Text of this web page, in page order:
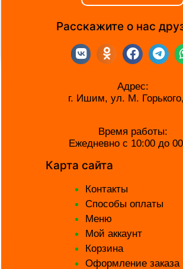
Расскажите о нас
Адрес:
г. Ишим, ул. М.
Время работы:
Ежедневно c 10:00 до
Карта сайта
Контакты
Способы оплаты
Меню
Мой аккаунт
Корзина
Оформление заказа